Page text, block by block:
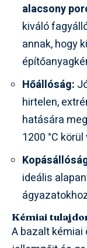
alacsony
kiváló
annak, hogy
Hőállóság:
hirtelen,
hatására
1200 °C körül
ideális
Kémiai
A bazalt